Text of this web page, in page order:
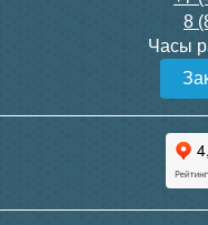
Конвектор
с решеткой GRILL.SGW-
Подробнее
8
Часы